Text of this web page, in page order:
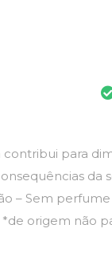
para
da
– Sem perfume
*de origem não